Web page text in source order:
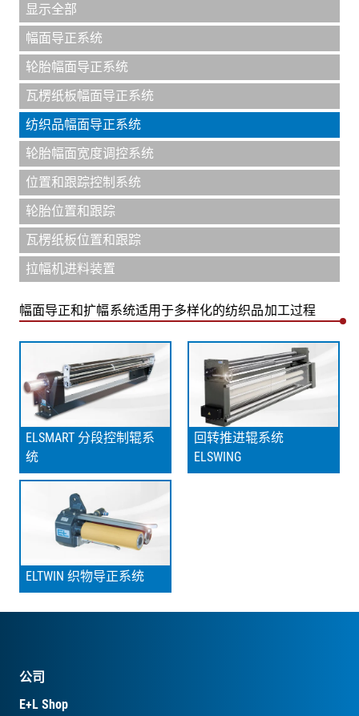
显示全部
幅面导正系统
轮胎幅面导正系统
瓦楞纸板幅面导正系统
纺织品幅面导正系统
轮胎幅面宽度调控系统
位置和跟踪控制系统
轮胎位置和跟踪
瓦楞纸板位置和跟踪
拉幅机进料装置
幅面导正和扩幅系统适用于多样化的纺织品加工过程
ELSMART 分段控制辊系
统
回转推进辊系统
ELSWING
ELTWIN 织物导正系统
公司
E+L Shop